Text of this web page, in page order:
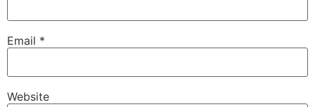
Email *
Website